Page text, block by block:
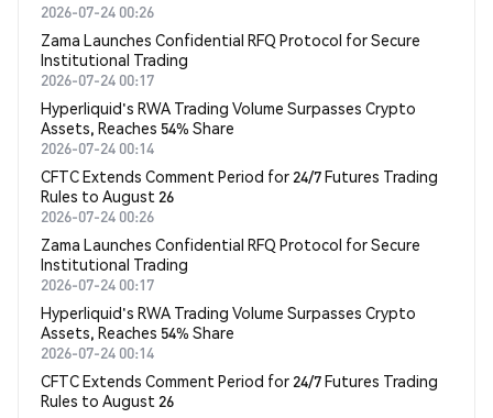
2026-07-24 00:26
Zama Launches Confidential RFQ Protocol for Secure
Institutional Trading
2026-07-24 00:17
Hyperliquid's RWA Trading Volume Surpasses Crypto
Assets, Reaches 54% Share
2026-07-24 00:14
CFTC Extends Comment Period for 24/7 Futures Trading
Rules to August 26
2026-07-24 00:26
Zama Launches Confidential RFQ Protocol for Secure
Institutional Trading
2026-07-24 00:17
Hyperliquid's RWA Trading Volume Surpasses Crypto
Assets, Reaches 54% Share
2026-07-24 00:14
CFTC Extends Comment Period for 24/7 Futures Trading
Rules to August 26